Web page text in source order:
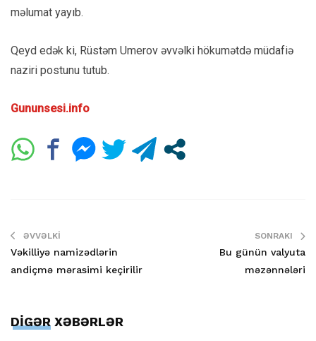
məlumat yayıb.
Qeyd edək ki, Rüstəm Umerov əvvəlki hökumətdə müdafiə
naziri postunu tutub.
Gununsesi.info
ƏVVƏLKI
Vəkilliyə namizədlərin
andiçmə mərasimi keçirilir
SONRAKI
Bu günün valyuta
məzənnələri
DİGƏR XƏBƏRLƏR